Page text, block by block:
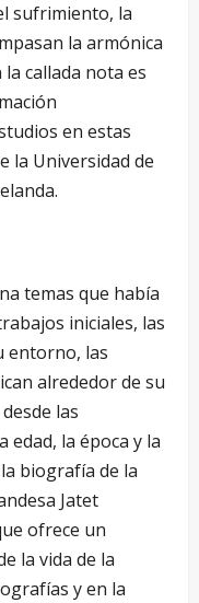
sufrimiento, la
la armónica
callada nota es
en estas
la Universidad de
temas que había
iniciales, las
entorno, las
alrededor de su
las
edad, la época y la
biografía de la
Jatet
ofrece un
la vida de la
y en la